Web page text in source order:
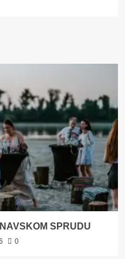
SPRUDU
0